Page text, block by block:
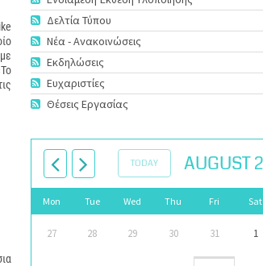
Δελτία Τύπου
Νέα - Ανακοινώσεις
Εκδηλώσεις
Ευχαριστίες
Θέσεις Εργασίας
TODAY AUGUST
Mon Tue Wed Thu Fri Sat
27 28 29 30 31 1